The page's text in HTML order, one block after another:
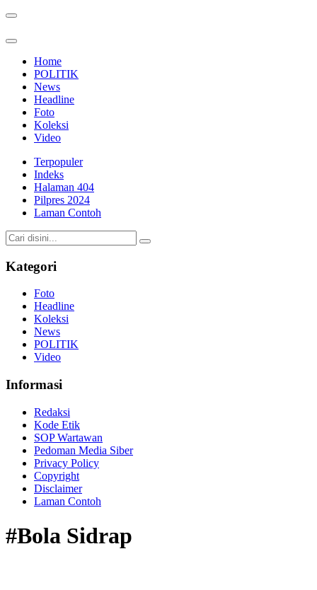
Home
POLITIK
News
Headline
Foto
Koleksi
Video
Terpopuler
Indeks
Halaman 404
Pilpres 2024
Laman Contoh
Kategori
Foto
Headline
Koleksi
News
POLITIK
Video
Informasi
Redaksi
Kode Etik
SOP Wartawan
Pedoman Media Siber
Privacy Policy
Copyright
Disclaimer
Laman Contoh
#Bola Sidrap